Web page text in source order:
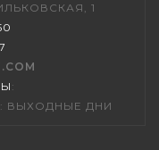
1
:
ВЫХОДНЫЕ ДНИ